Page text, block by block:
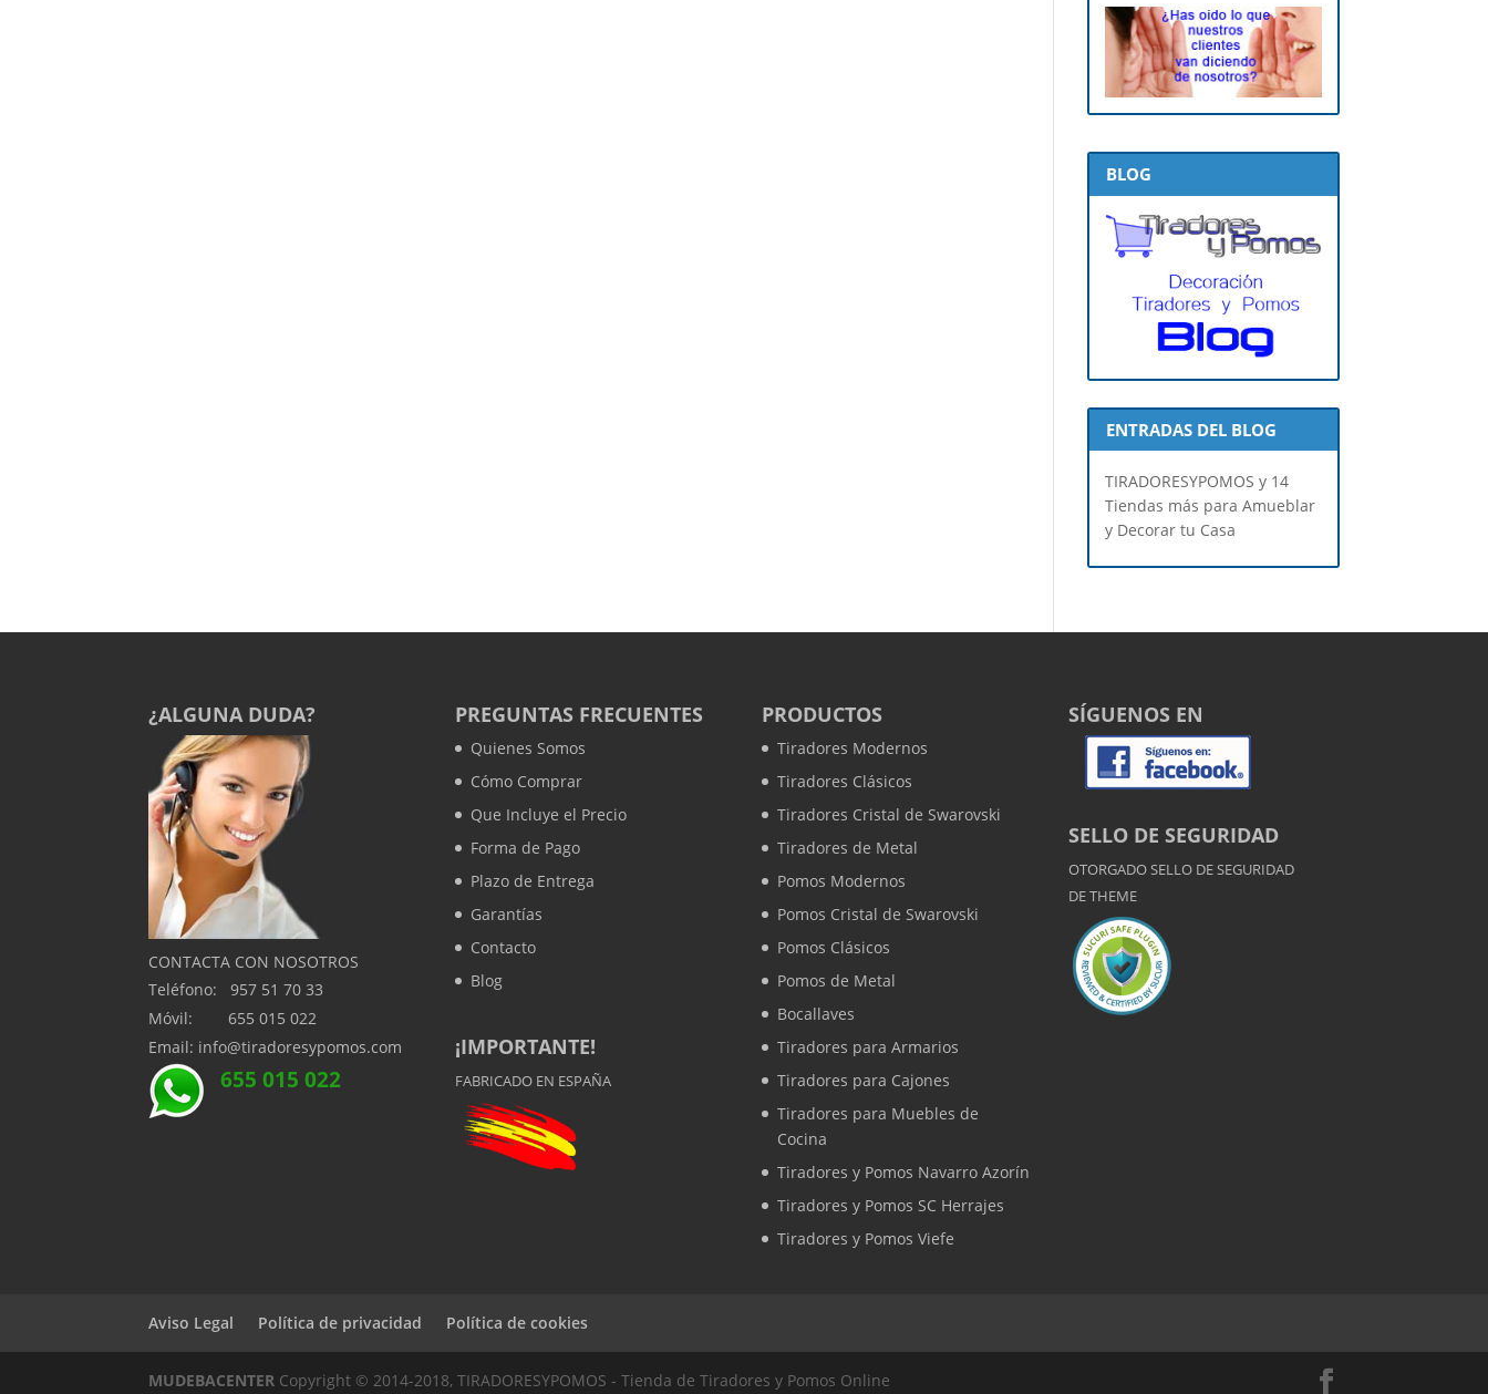
BLOG
ENTRADAS DEL BLOG
TIRADORESYPOMOS y 14
Tiendas más para Amueblar
y Decorar tu Casa
¿ALGUNA DUDA?
CONTACTA CON NOSOTROS
Teléfono: 957 51 70 33
Móvil: 655 015 022
Email: info@tiradoresypomos.com
655 015 022
PREGUNTAS FRECUENTES
Quienes Somos
Cómo Comprar
Que Incluye el Precio
Forma de Pago
Plazo de Entrega
Garantías
Contacto
Blog
¡IMPORTANTE!
FABRICADO EN ESPAÑA
PRODUCTOS
Tiradores Modernos
Tiradores Clásicos
Tiradores Cristal de Swarovski
Tiradores de Metal
Pomos Modernos
Pomos Cristal de Swarovski
Pomos Clásicos
Pomos de Metal
Bocallaves
Tiradores para Armarios
Tiradores para Cajones
Tiradores para Muebles de
Cocina
Tiradores y Pomos Navarro Azorín
Tiradores y Pomos SC Herrajes
Tiradores y Pomos Viefe
SÍGUENOS EN
SELLO DE SEGURIDAD
OTORGADO SELLO DE SEGURIDAD
DETHEME
Aviso Legal Política de privacidad Política de cookies
MUDEBACENTER Copyright © 2014-2018, TIRADORESYPOMOS - Tienda de Tiradores y Pomos Online